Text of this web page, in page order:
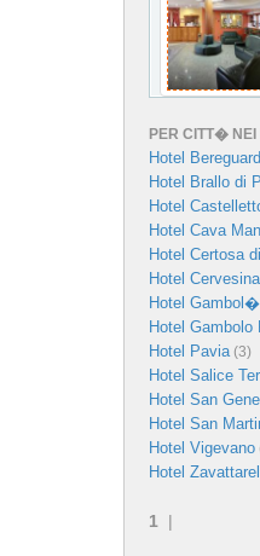
PER CITT� NEI
Hotel
Hotel Brallo di
Hotel
Hotel Cava
Hotel Certosa
Hotel Cervesina
Hotel Gambol�
Hotel Gambolo
Hotel Pavia(3)
Hotel Salice
Hotel San
Hotel San
Hotel Vigevano
Hotel
1 |